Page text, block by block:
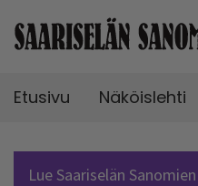
Etusivu Näköislehti
Lue Saariselän